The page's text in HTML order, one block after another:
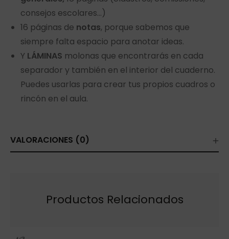
consejos escolares…)
16 páginas de notas, porque sabemos que
siempre falta espacio para anotar ideas.
Y LÁMINAS molonas que encontrarás en cada
separador y también en el interior del cuaderno.
Puedes usarlas para crear tus propios cuadros o
rincón en el aula.
VALORACIONES (0)
Productos Relacionados